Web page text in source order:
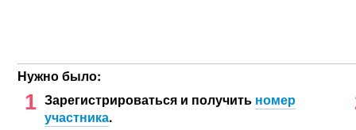
Нужно было:
1 Зарегистрироваться и получить номер
участника.